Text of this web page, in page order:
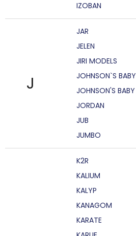
IZOBAN
J
JAR
JELEN
JIRI MODELS
JOHNSON`S BABY
JOHNSON'S BABY
JORDAN
JUB
JUMBO
K2R
KALIUM
KALYP
KANAGOM
KARATE